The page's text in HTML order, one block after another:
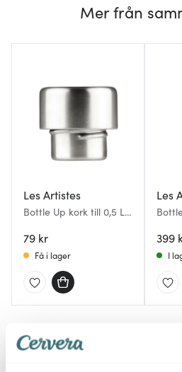
Mer från
Les Artistes
Bottle Up kork till 0,5 L
79 kr
Få i lager
Les
399
I